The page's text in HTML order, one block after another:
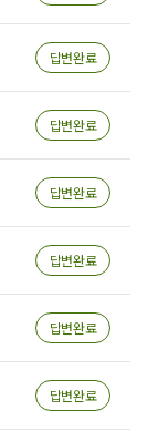
답변완료
답변완료
답변완료
답변완료
답변완료
답변완료